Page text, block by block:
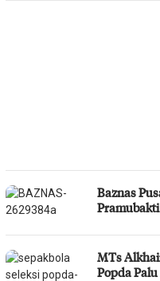
Baznas
MTs
Popda Palu